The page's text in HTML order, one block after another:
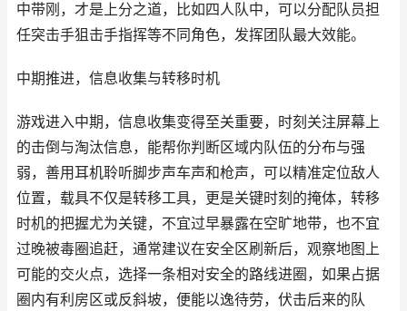
中带刚，才是上分之道，比如四人队中，可以分配队员担
任突击手狙击手指挥等不同角色，发挥团队最大效能。
中期推进，信息收集与转移时机
游戏进入中期，信息收集变得至关重要，时刻关注屏幕上
的击倒与淘汰信息，能帮你判断区域内队伍的分布与强
弱，善用耳机聆听脚步声车声和枪声，可以精准定位敌人
位置，载具不仅是转移工具，更是关键时刻的掩体，转移
时机的把握尤为关键，不宜过早暴露在空旷地带，也不宜
过晚被毒圈追赶，通常建议在安全区刷新后，观察地图上
可能的交火点，选择一条相对安全的路线进圈，如果占据
圈内有利房区或反斜坡，便能以逸待劳，伏击后来的队